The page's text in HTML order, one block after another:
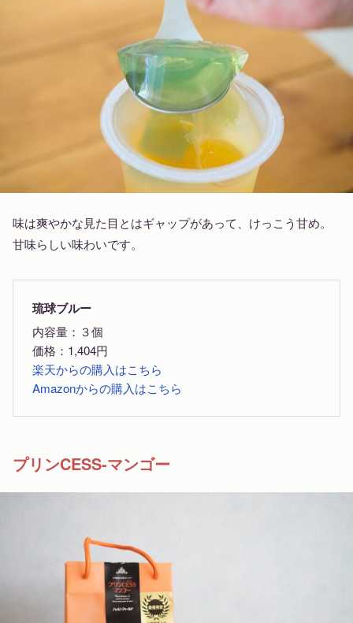
味は爽やかな見た目とはギャップがあって、けっこう甘め。
甘味らしい味わいです。
琉球ブルー
内容量：３個
価格：1,404円
楽天からの購入はこちら
Amazonからの購入はこちら
プリンCESS-マンゴー